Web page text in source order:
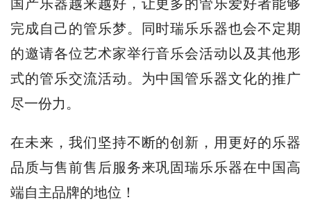
国产乐器越来越好，让更多的管乐爱好者能够
完成自己的管乐梦。同时瑞乐乐器也会不定期
的邀请各位艺术家举行音乐会活动以及其他形
式的管乐交流活动。为中国管乐器文化的推广
尽一份力。
在未来，我们坚持不断的创新，用更好的乐器
品质与售前售后服务来巩固瑞乐乐器在中国高
端自主品牌的地位！